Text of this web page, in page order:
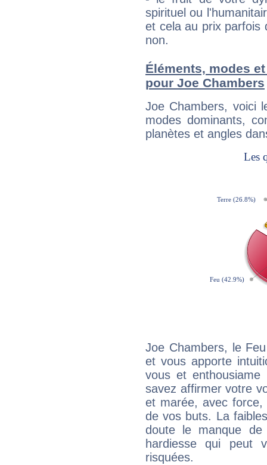
spirituel ou
et cela au prix parfois
non.
Éléments, modes
pour Joe Chambers
Joe Chambers, voici
modes dominants,
planètes et angles
Joe Chambers, le
et vous apporte
vous et
savez affirmer votre
et marée, avec
de vos buts. La
doute le manque
hardiesse qui peut
risquées.